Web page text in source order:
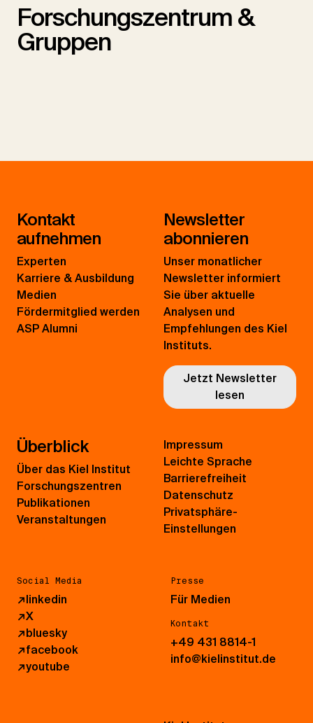
Forschungszentrum &
Gruppen
Kontakt
aufnehmen
Experten
Karriere & Ausbildung
Medien
Fördermitglied werden
ASP Alumni
Newsletter
abonnieren
Unser monatlicher
Newsletter informiert
Sie über aktuelle
Analysen und
Empfehlungen des Kiel
Instituts.
Jetzt Newsletter
lesen
Überblick
Über das Kiel Institut
Forschungszentren
Publikationen
Veranstaltungen
Social Media
↗linkedin
↗X
↗bluesky
↗facebook
↗youtube
Presse
Für Medien
Kontakt
+49 431 8814-1
info@kielinstitut.de
Impressum
Leichte Sprache
Barrierefreiheit
Datenschutz
Privatsphäre-
Einstellungen